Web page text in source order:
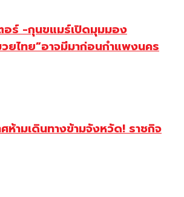
อร์ -กุนขแมร์เปิดมุมมอง
ยไทย”อาจมีมาก่อนกำแพงนคร
ห้ามเดินทางข้ามจังหวัด! ราชกิจ